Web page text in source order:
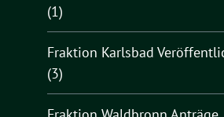
(1)
Fraktion Karlsbad
(3)